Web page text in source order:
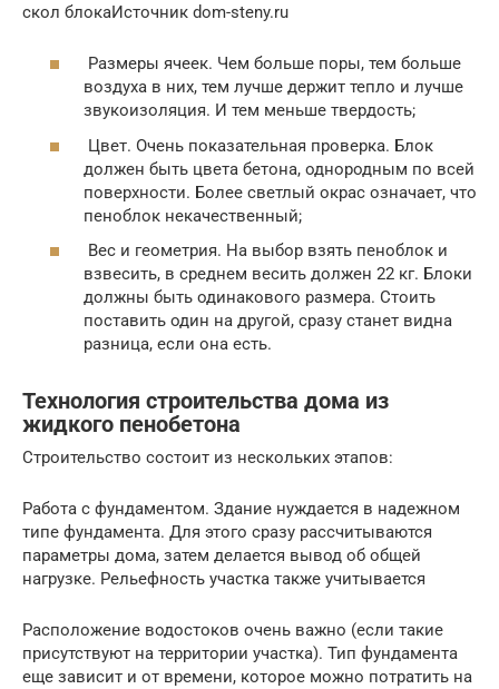
скол блокаИсточник dom-steny.ru
Размеры ячеек. Чем больше поры, тем больше
воздуха в них, тем лучше держит тепло и лучше
звукоизоляция. И тем меньше твердость;
Цвет. Очень показательная проверка. Блок
должен быть цвета бетона, однородным по всей
поверхности. Более светлый окрас означает, что
пеноблок некачественный;
Вес и геометрия. На выбор взять пеноблок и
взвесить, в среднем весить должен 22 кг. Блоки
должны быть одинакового размера. Стоить
поставить один на другой, сразу станет видна
разница, если она есть.
Технология строительства дома из
жидкого пенобетона
Строительство состоит из нескольких этапов:
Работа с фундаментом. Здание нуждается в надежном
типе фундамента. Для этого сразу рассчитываются
параметры дома, затем делается вывод об общей
нагрузке. Рельефность участка также учитывается
Расположение водостоков очень важно (если такие
присутствуют на территории участка). Тип фундамента
еще зависит и от времени, которое можно потратить на